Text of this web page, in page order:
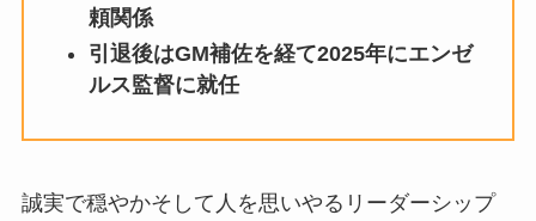
頼関係
引退後はGM補佐を経て2025年にエンゼ
ルス監督に就任
誠実で穏やかそして人を思いやるリーダーシップ